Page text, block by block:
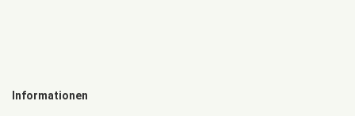
Informationen